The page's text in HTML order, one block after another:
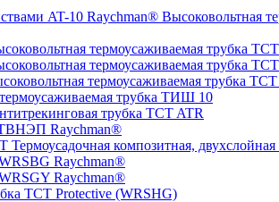
Высоковольтная
термоусаживаемая трубка
термоусаживаемая трубка
термоусаживаемая трубка
трубка ТИШ 10
трубка TCT ATR
ТВНЭП Raychman®
Термоусадочная композитная,
Raychman®
Raychman®
TCT Protective (WRSHG)